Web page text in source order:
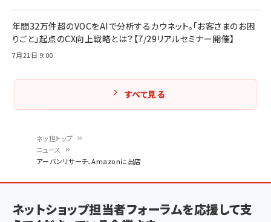
ン
く
ネッ担トップ
ニュース
アーバンリサーチ、Amazonに出店
年間32万件超のVOCをAIで分析するカウネット。「お客さまのお困
りごと」起点のCX向上戦略とは？【7/29リアルセミナー開催】
7月21日 9:00
すべて見る
ネットショップ担当者フォーラムを応援して支